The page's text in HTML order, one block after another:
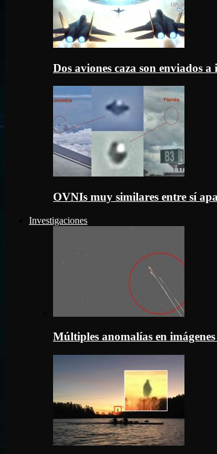
Dos aviones caza son enviados
OVNIs muy similares entre sí
Investigaciones
Múltiples anomalías en